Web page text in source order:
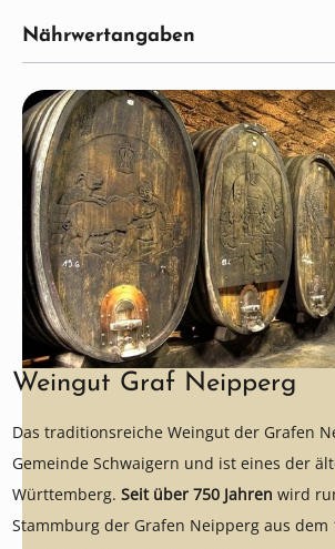
Nährwertangaben
Weingut Graf Neipperg
Das traditionsreiche Weingut der Grafen
Gemeinde Schwaigern und ist eines der
Württemberg. Seit über 750 Jahren wird
Stammburg der Grafen Neipperg aus dem